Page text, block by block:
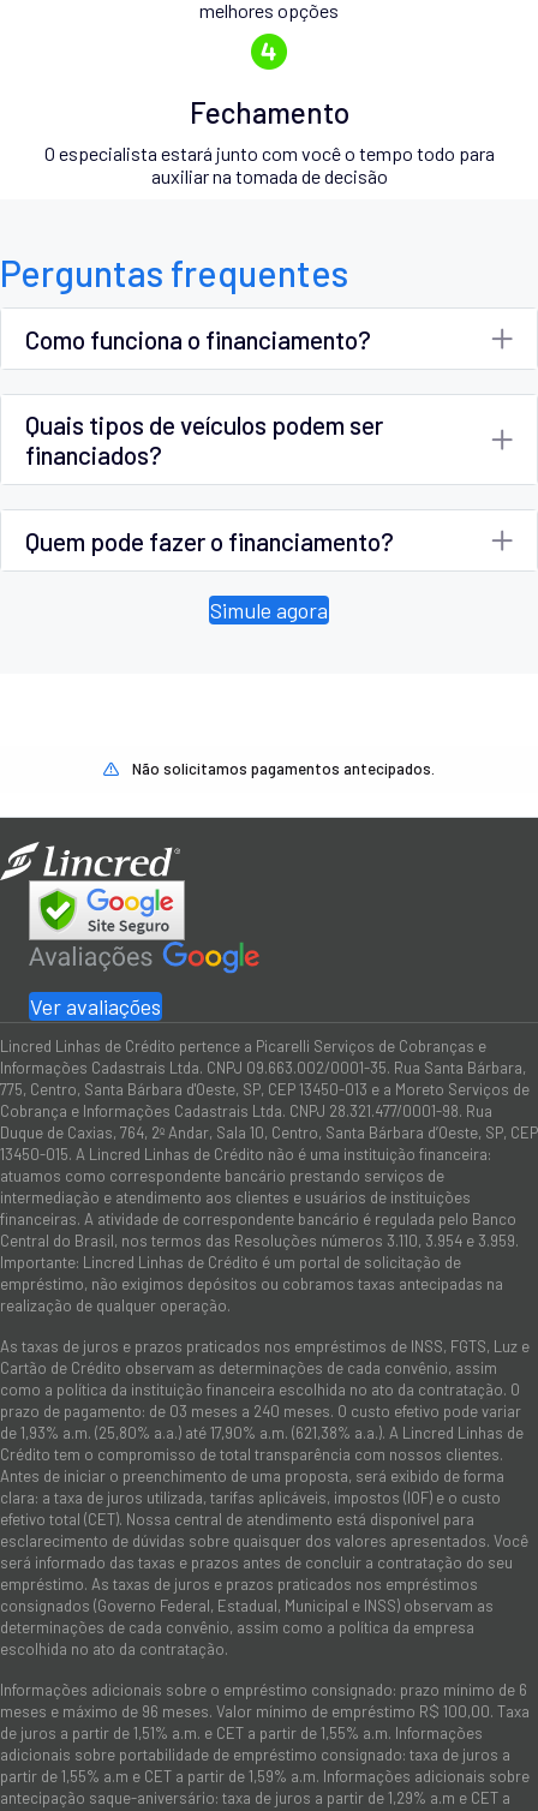
melhores opções
Fechamento
O especialista estará junto com você o tempo todo para
auxiliar na tomada de decisão
Perguntas frequentes
Como funciona o financiamento?
Quais tipos de veículos podem ser
financiados?
Quem pode fazer o financiamento?
Simule agora
Não solicitamos pagamentos antecipados.
Ver avaliações
Lincred Linhas de Crédito pertence a Picarelli Serviços de Cobranças e
Informações Cadastrais Ltda. CNPJ 09.663.002/0001-35. Rua Santa Bárbara,
775, Centro, Santa Bárbara d'Oeste, SP, CEP 13450-013 e a Moreto Serviços de
Cobrança e Informações Cadastrais Ltda. CNPJ 28.321.477/0001-98. Rua
Duque de Caxias, 764, 2º Andar, Sala 10, Centro, Santa Bárbara d’Oeste, SP, CEP
13450-015. A Lincred Linhas de Crédito não é uma instituição financeira:
atuamos como correspondente bancário prestando serviços de
intermediação e atendimento aos clientes e usuários de instituições
financeiras. A atividade de correspondente bancário é regulada pelo Banco
Central do Brasil, nos termos das Resoluções números 3.110, 3.954 e 3.959.
Importante: Lincred Linhas de Crédito é um portal de solicitação de
empréstimo, não exigimos depósitos ou cobramos taxas antecipadas na
realização de qualquer operação.
As taxas de juros e prazos praticados nos empréstimos de INSS, FGTS, Luz e
Cartão de Crédito observam as determinações de cada convênio, assim
como a política da instituição financeira escolhida no ato da contratação. O
prazo de pagamento: de 03 meses a 240 meses. O custo efetivo pode variar
de 1,93% a.m. (25,80% a.a.) até 17,90% a.m. (621,38% a.a.). A Lincred Linhas de
Crédito tem o compromisso de total transparência com nossos clientes.
Antes de iniciar o preenchimento de uma proposta, será exibido de forma
clara: a taxa de juros utilizada, tarifas aplicáveis, impostos (IOF) e o custo
efetivo total (CET). Nossa central de atendimento está disponível para
esclarecimento de dúvidas sobre quaisquer dos valores apresentados. Você
será informado das taxas e prazos antes de concluir a contratação do seu
empréstimo. As taxas de juros e prazos praticados nos empréstimos
consignados (Governo Federal, Estadual, Municipal e INSS) observam as
determinações de cada convênio, assim como a política da empresa
escolhida no ato da contratação.
Informações adicionais sobre o empréstimo consignado: prazo mínimo de 6
meses e máximo de 96 meses. Valor mínimo de empréstimo R$ 100,00. Taxa
de juros a partir de 1,51% a.m. e CET a partir de 1,55% a.m. Informações
adicionais sobre portabilidade de empréstimo consignado: taxa de juros a
partir de 1,55% a.m e CET a partir de 1,59% a.m. Informações adicionais sobre
antecipação saque-aniversário: taxa de juros a partir de 1,29% a.m e CET a